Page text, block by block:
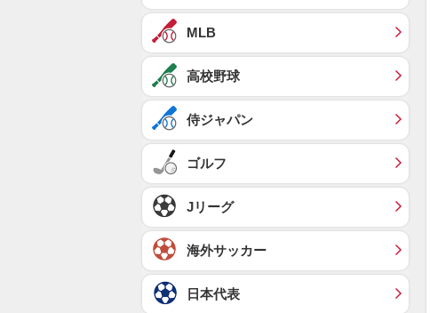
MLB
高校野球
侍ジャパン
ゴルフ
Jリーグ
海外サッカー
日本代表